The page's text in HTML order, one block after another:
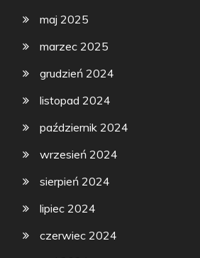
maj 2025
marzec 2025
grudzień 2024
listopad 2024
październik 2024
wrzesień 2024
sierpień 2024
lipiec 2024
czerwiec 2024